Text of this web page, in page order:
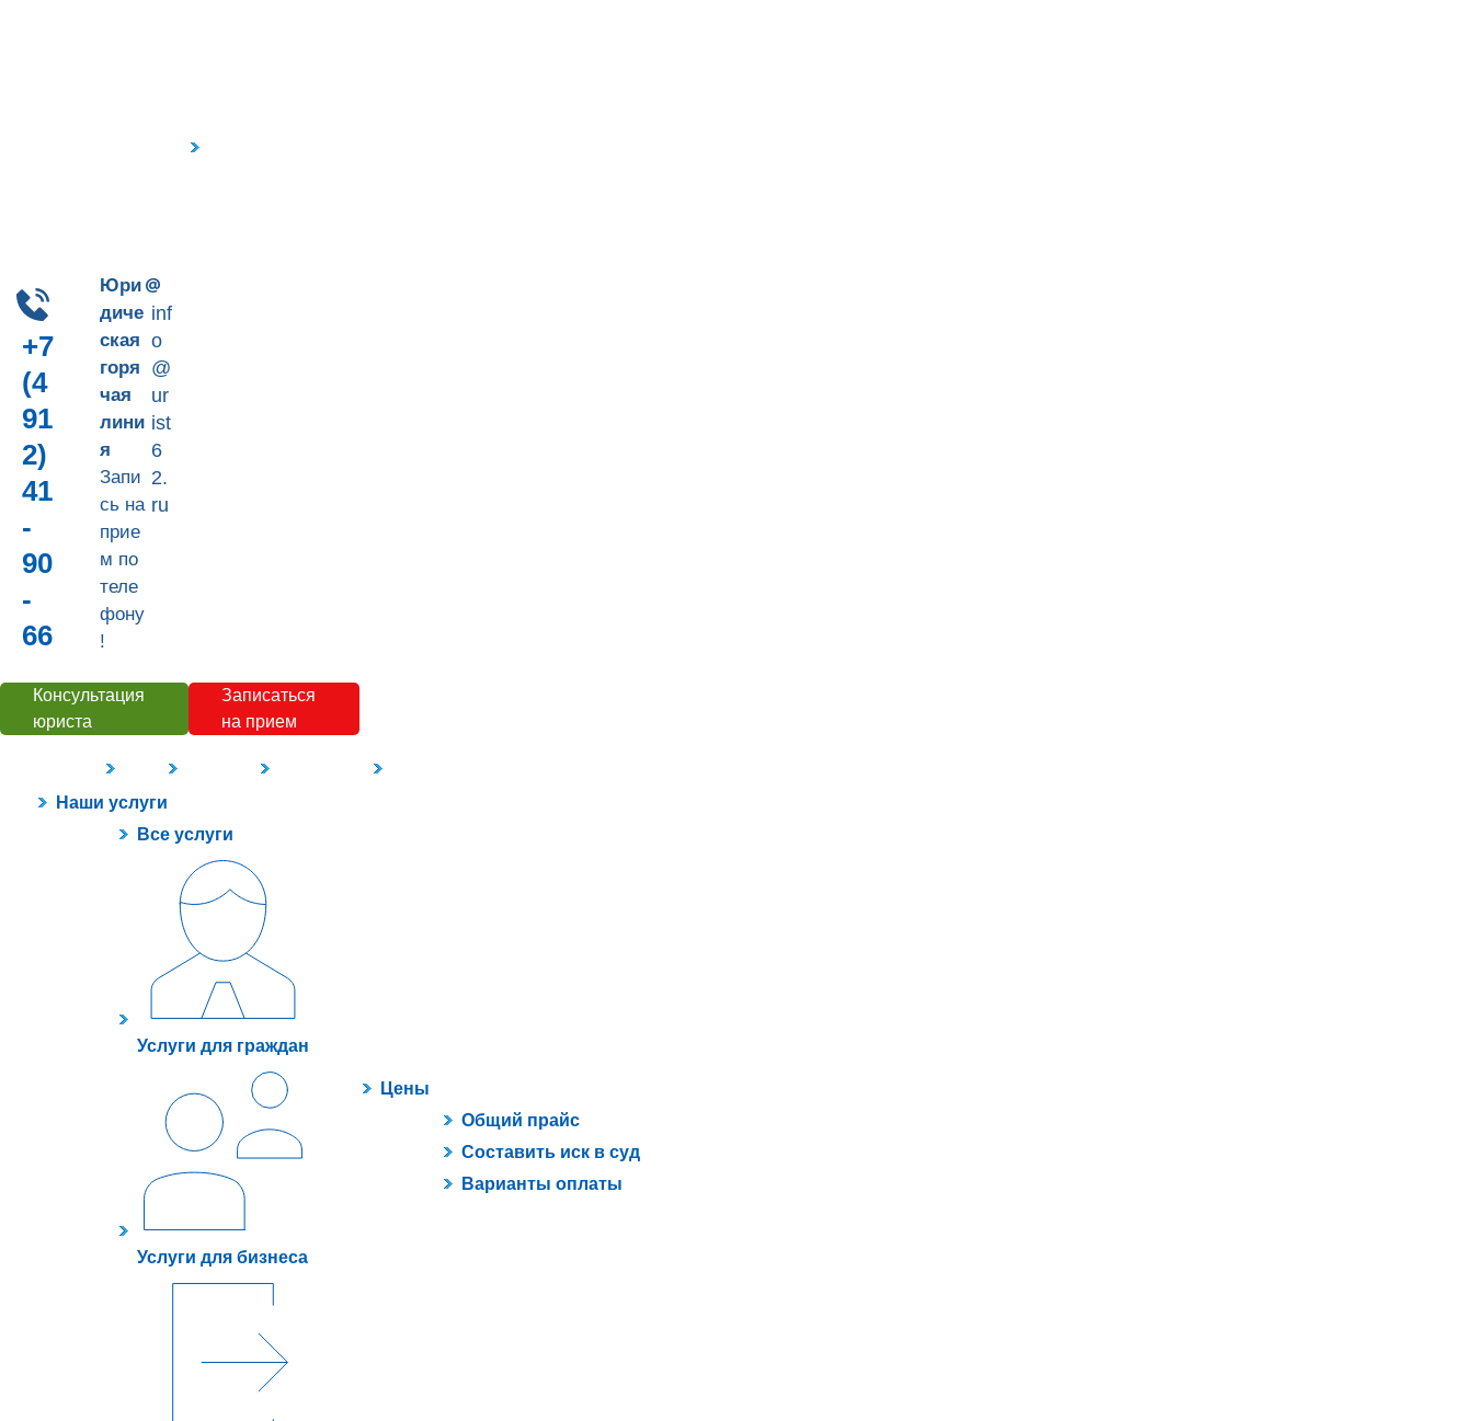
+7
(4
91
2)
41
-
90
-
66
Юри
диче
ская
горя
чая
лини
я
Запи
сь на
прие
м по
теле
фону
!
inf
o
@
ur
ist
6
2.
ru
Консультация
юриста
Записаться
на прием
Наши услуги Цены Контакты О компании
Наши услуги
Все услуги
Услуги для граждан
Услуги для бизнеса
Цены
Общий прайс
Составить иск в суд
Варианты оплаты